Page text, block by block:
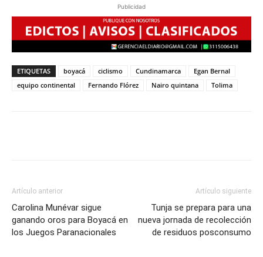
Publicidad
ETIQUETAS boyacá ciclismo Cundinamarca
Egan Bernal
equipo continental
Fernando Flórez Nairo quintana Tolima
Artículo anterior
Carolina Munévar sigue
ganando oros para Boyacá en
los Juegos Paranacionales
Artículo siguiente
Tunja se prepara para una
nueva jornada de recolección
de residuos posconsumo